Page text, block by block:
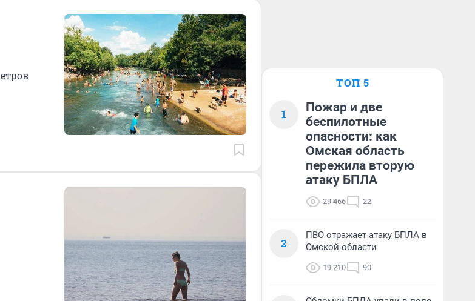
ТОП 5
1
Пожар и две
беспилотные
опасности: как
Омская область
пережила вторую
атаку БПЛА
29 466 22
2
ПВО отражает атаку БПЛА в
Омской области
19 210 90